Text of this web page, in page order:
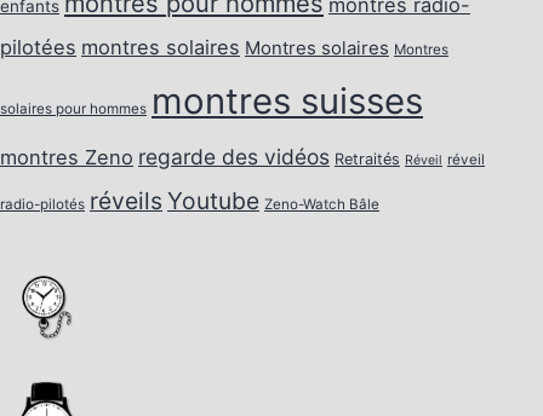
enfants
montres radio-
pilotées montres solaires Montres solaires Montres
solaires pour hommes montres suisses
montres Zeno regarde des vidéos Retraités Réveil réveil
radio-pilotés réveils Youtube Zeno-Watch Bâle